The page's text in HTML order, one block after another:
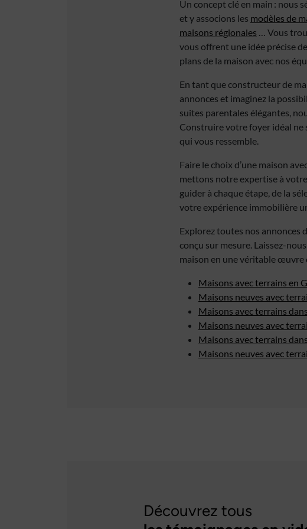
Un concept clé en main : nous
et y associons les modèles de
maisons régionales … Vous
vous offrent une idée précise
plans de la maison avec nos
En tant que constructeur de
annonces et imaginez la
suites parentales élégantes,
Construire votre foyer idéal ne
qui vous ressemble.
Faire le choix d’une maison
mettons notre expertise à
guider à chaque étape, de la
votre expérience immobilière
Explorez toutes nos annonces
conçu sur mesure. Laissez-
maison en une véritable œuvre
Maisons avec terrains en
Maisons neuves avec
Maisons avec terrains
Maisons neuves avec
Maisons avec terrains
Maisons neuves avec
Découvrez tous